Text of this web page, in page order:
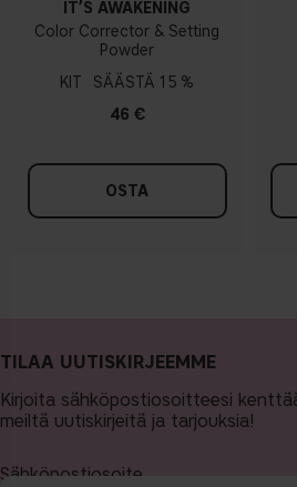
IT’S AWAKENING
Color Corrector & Setting
Powder
KIT
15 %
46 €
OSTA
TILAA UUTISKIRJEEMME
Kirjoita sähköpostiosoitteesi
meiltä uutiskirjeitä ja tarjouksia!
Sähköpostiosoite